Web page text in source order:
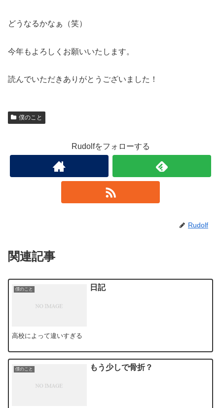
どうなるかなぁ（笑）
今年もよろしくお願いいたします。
読んでいただきありがとうございました！
僕のこと
Rudolfをフォローする
Rudolf
関連記事
僕のこと 日記
高校によって違いすぎる
僕のこと もう少しで骨折？